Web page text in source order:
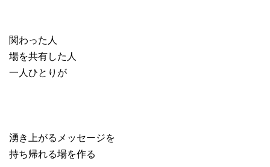
関わった人
場を共有した人
一人ひとりが
湧き上がるメッセージを
持ち帰れる場を作る